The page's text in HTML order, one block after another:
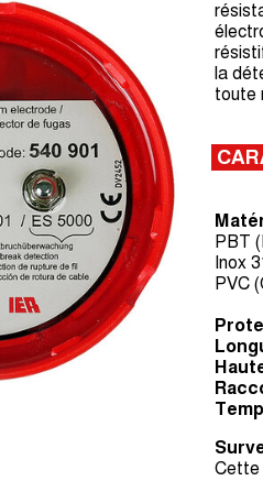
la
toute
PBT
Inox
PVC
Cette